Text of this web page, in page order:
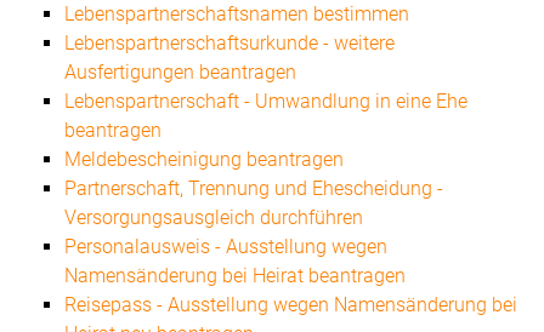
Lebenspartnerschaftsnamen bestimmen
Lebenspartnerschaftsurkunde - weitere
Ausfertigungen beantragen
Lebenspartnerschaft - Umwandlung in eine Ehe
beantragen
Meldebescheinigung beantragen
Partnerschaft, Trennung und Ehescheidung -
Versorgungsausgleich durchführen
Personalausweis - Ausstellung wegen
Namensänderung bei Heirat beantragen
Reisepass - Ausstellung wegen Namensänderung bei